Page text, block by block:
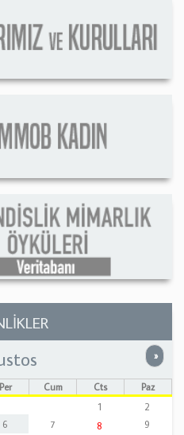
»
Per Cum Cts
Paz
1
2
6 7 8
9